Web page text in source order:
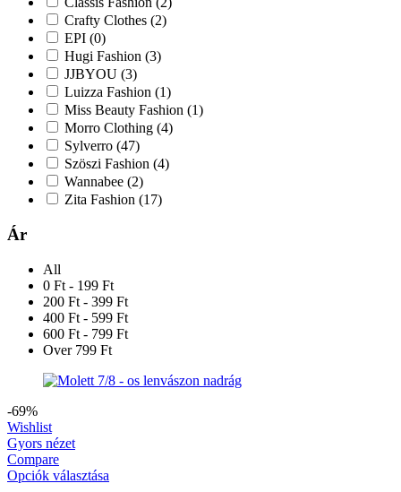
Crafty Clothes (2)
EPI (0)
Hugi Fashion (3)
JJBYOU (3)
Luizza Fashion (1)
Miss Beauty Fashion (1)
Morro Clothing (4)
Sylverro (47)
Szöszi Fashion (4)
Wannabee (2)
Zita Fashion (17)
Ár
All
0 Ft - 199 Ft
200 Ft - 399 Ft
400 Ft - 599 Ft
600 Ft - 799 Ft
Over 799 Ft
-69%
Wishlist
Gyors nézet
Compare
Opciók választása